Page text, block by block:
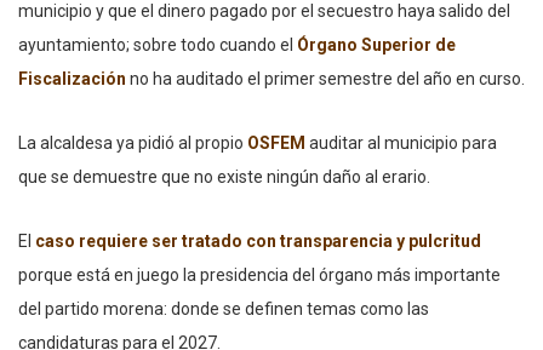
municipio y que el dinero pagado por el secuestro haya salido del
ayuntamiento; sobre todo cuando el Órgano Superior de
Fiscalización no ha auditado el primer semestre del año en curso.
La alcaldesa ya pidió al propio OSFEM auditar al municipio para
que se demuestre que no existe ningún daño al erario.
El caso requiere ser tratado con transparencia y pulcritud
porque está en juego la presidencia del órgano más importante
del partido morena: donde se definen temas como las
candidaturas para el 2027.